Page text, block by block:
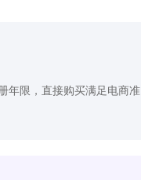
年限，直接购买满足电商准